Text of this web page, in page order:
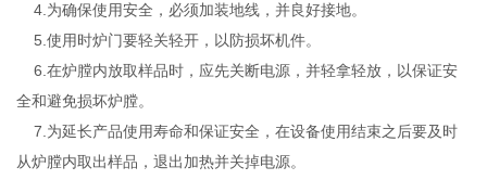
4.为确保使用安全，必须加装地线，并良好接地。
5.使用时炉门要轻关轻开，以防损坏机件。
6.在炉膛内放取样品时，应先关断电源，并轻拿轻放，以保证安
全和避免损坏炉膛。
7.为延长产品使用寿命和保证安全，在设备使用结束之后要及时
从炉膛内取出样品，退出加热并关掉电源。